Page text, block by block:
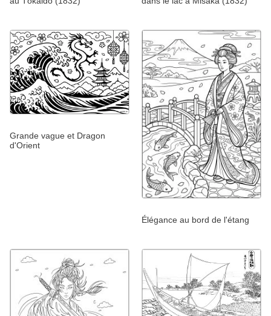
Grande vague et Dragon
d'Orient
Élégance au bord de l'étang